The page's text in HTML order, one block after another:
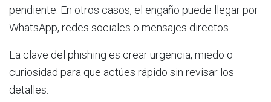
pendiente. En otros casos, el engaño puede llegar por
WhatsApp, redes sociales o mensajes directos.
La clave del phishing es crear urgencia, miedo o
curiosidad para que actúes rápido sin revisar los
detalles.